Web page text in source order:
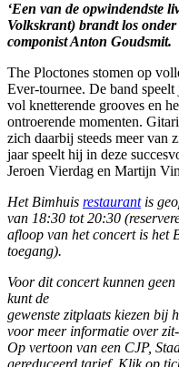
‘Een van de opwindendste
Volkskrant) brandt los
componist Anton Goudsmit.
The Ploctones stomen op
Ever-tournee. De band
vol knetterende grooves en
ontroerende momenten.
zich daarbij steeds meer van
jaar speelt hij in deze
Jeroen Vierdag en Martijn
Het Bimhuis restaurantis
van 18:30 tot 20:30
afloop van het concert is het
toegang).
Voor dit concert kunnen
kunt de
gewenste zitplaats kiezen bij
voor meer informatie over
Op vertoon van een CJP,